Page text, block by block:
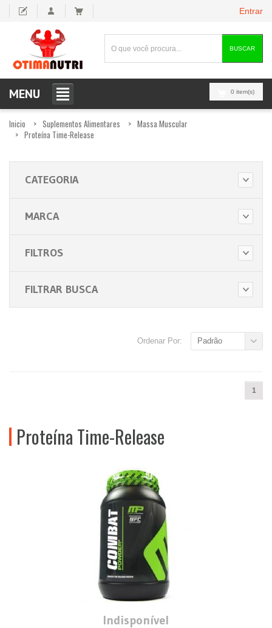
Entrar
BUSCAR
0 item(s)
MENU
Inicio Suplementos Alimentares
Massa Muscular
Proteína Time-Release
CATEGORIA
MARCA
FILTROS
FILTRAR BUSCA
Ordenar Por: Padrão
1
Proteína Time-Release
Indisponível